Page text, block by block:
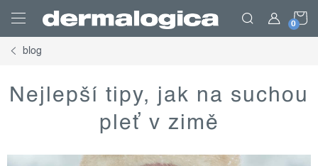
obsah
blog
Nejlepší tipy, jak na suchou
pleť v zimě